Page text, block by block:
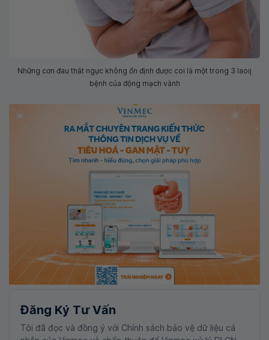
Những cơn đau thắt ngực không ổn định được coi là một trong 3 laoij
bệnh của động mạch vành
Đăng Ký Tư Vấn
Tôi đã đọc và đồng ý với Chính sách bảo vệ dữ liệu cá